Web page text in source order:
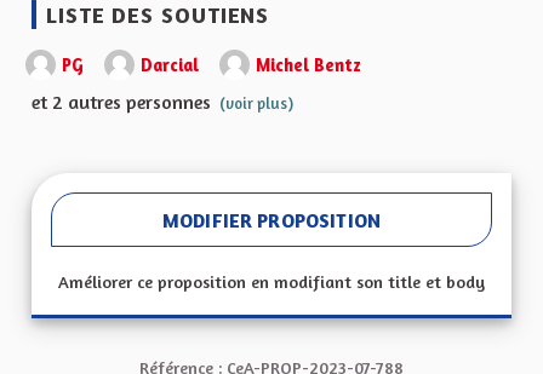
LISTE DES SOUTIENS
PG Darcial Michel Bentz
et 2 autres personnes (voir plus)
MODIFIER PROPOSITION
Améliorer ce proposition en modifiant son title et body
Référence : CeA-PROP-2023-07-788